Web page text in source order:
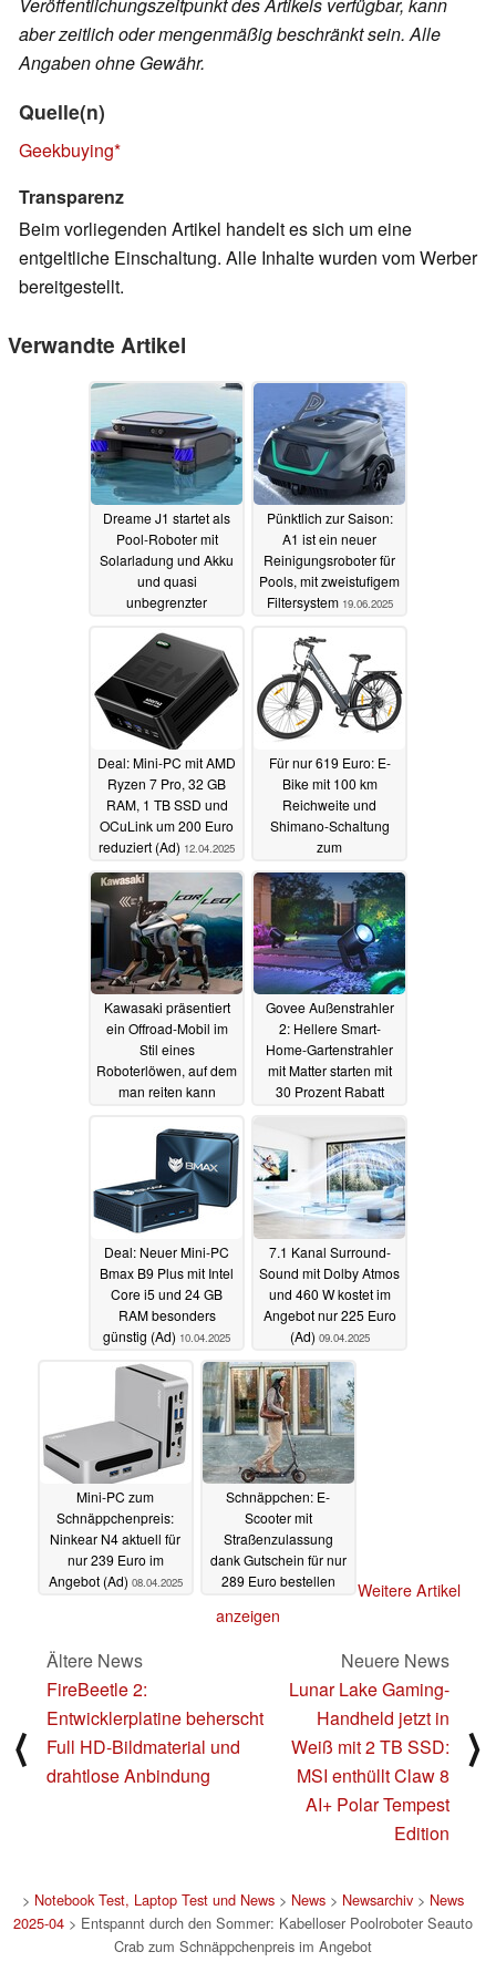
aber zeitlich oder mengenmäßig beschränkt sein. Alle
Angaben ohne Gewähr.
Quelle(n)
Geekbuying
Transparenz
Beim vorliegenden Artikel handelt es sich um eine
entgeltliche Einschaltung. Alle Inhalte wurden vom Werber
bereitgestellt.
Verwandte Artikel
Dreame J1 startet als
Pool-Roboter mit
Solarladung und Akku
und quasi
unbegrenzter
Rabatt23.06.2025
Pünktlich zur Saison:
A1 ist ein neuer
Reinigungsroboter für
Pools, mit zweistufigem
Filtersystem 19.06.2025
Deal: Mini-PC mit AMD
Ryzen 7 Pro, 32 GB
RAM, 1 TB SSD und
OCuLink um 200 Euro
reduziert (Ad) 12.04.2025
Für nur 619 Euro: E-
Bike mit 100 km
Reichweite und
Shimano-Schaltung
zum
Angebot (Ad)11.04.2025
Kawasaki präsentiert
ein Offroad-Mobil im
Stil eines
Roboterlöwen, auf dem
man reiten kann
Govee Außenstrahler
2: Hellere Smart-
Home-Gartenstrahler
mit Matter starten mit
30 Prozent Rabatt
Deal: Neuer Mini-PC
Bmax B9 Plus mit Intel
Core i5 und 24 GB
RAM besonders
günstig (Ad) 10.04.2025
7.1 Kanal Surround-
Sound mit Dolby Atmos
und 460 W kostet im
Angebot nur 225 Euro
(Ad) 09.04.2025
Mini-PC zum
Schnäppchenpreis:
Ninkear N4 aktuell für
nur 239 Euro im
Angebot (Ad) 08.04.2025
Schnäppchen: E-
Scooter mit
Straßenzulassung
dank Gutschein für nur
289 Euro bestellen
Weitere Artikel
anzeigen
⟨
Ältere News
FireBeetle 2:
Entwicklerplatine beherscht
Full HD-Bildmaterial und
drahtlose Anbindung
Neuere News
Lunar Lake Gaming-
Handheld jetzt in
Weiß mit 2 TB SSD:
MSI enthüllt Claw 8
AI+ Polar Tempest
Edition
⟩
> Notebook Test, Laptop Test und News> News> Newsarchiv> News
2025-04> Entspannt durch den Sommer: Kabelloser Poolroboter Seauto
Crab zum Schnäppchenpreis im Angebot